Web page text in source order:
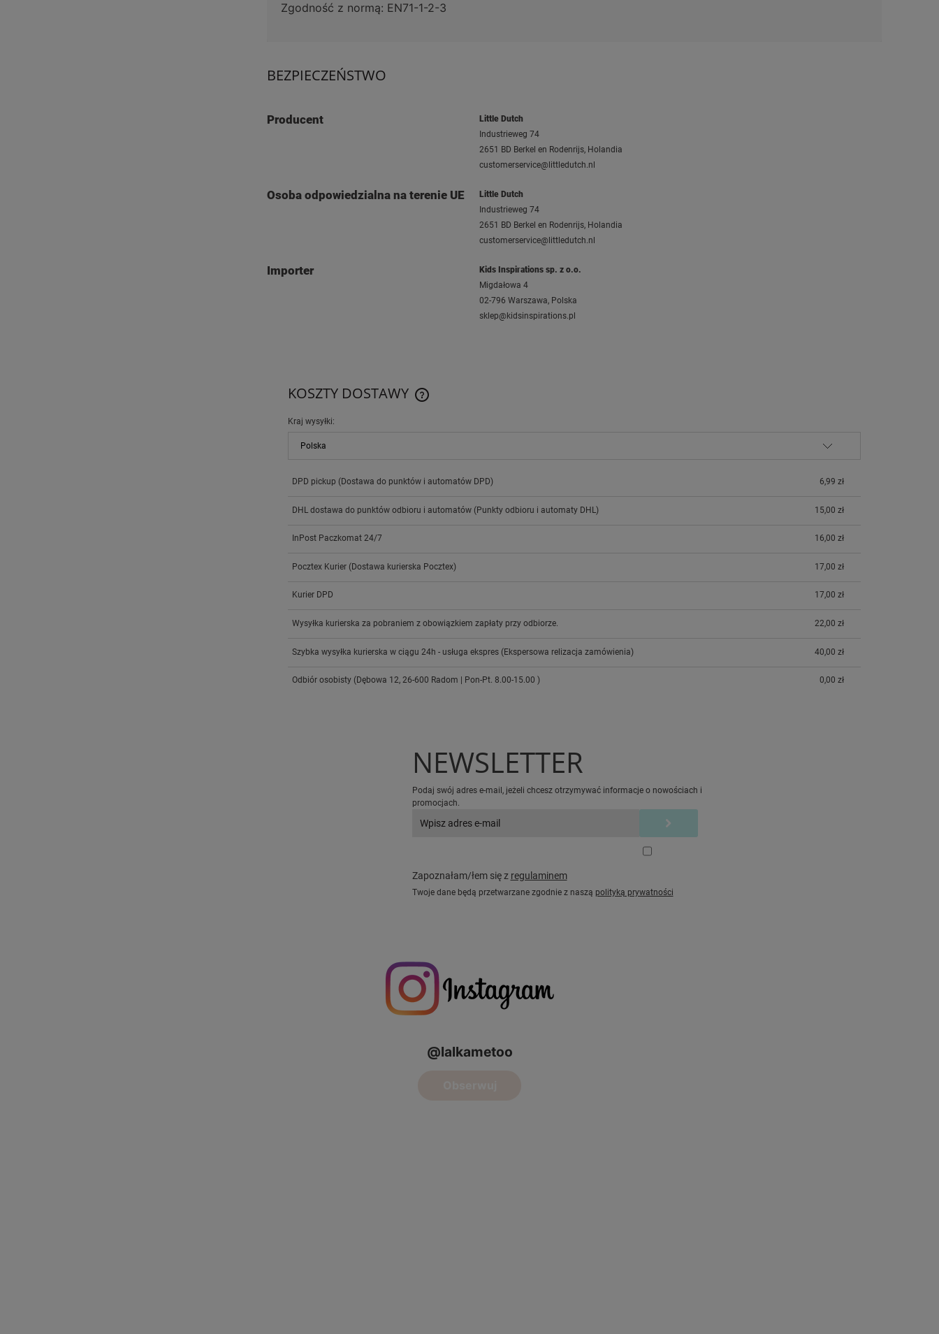
Zgodność z normą: EN71-1-2-3
BEZPIECZEŃSTWO
Producent
Little Dutch
Industrieweg 74
2651 BD Berkel en Rodenrijs, Holandia
customerservice@littledutch.nl
Osoba odpowiedzialna na terenie UE
Little Dutch
Industrieweg 74
2651 BD Berkel en Rodenrijs, Holandia
customerservice@littledutch.nl
Importer
Kids Inspirations sp. z o.o.
Migdałowa 4
02-796 Warszawa, Polska
sklep@kidsinspirations.pl
KOSZTY DOSTAWY
Kraj wysyłki:
DPD pickup (Dostawa do punktów i automatów DPD) 6,99 zł
DHL dostawa do punktów odbioru i automatów (Punkty odbioru i automaty DHL) 15,00 zł
InPost Paczkomat 24/7 16,00 zł
Pocztex Kurier (Dostawa kurierska Pocztex) 17,00 zł
Kurier DPD 17,00 zł
Wysyłka kurierska za pobraniem z obowiązkiem zapłaty przy odbiorze. 22,00 zł
Szybka wysyłka kurierska w ciągu 24h - usługa ekspres (Ekspersowa relizacja zamówienia) 40,00 zł
Odbiór osobisty (Dębowa 12, 26-600 Radom | Pon-Pt. 8.00-15.00 ) 0,00 zł
NEWSLETTER
Podaj swój adres e-mail, jeżeli chcesz otrzymywać informacje o nowościach i
promocjach.
Zapoznałam/łem się z regulaminem
Twoje dane będą przetwarzane zgodnie z naszą polityką prywatności